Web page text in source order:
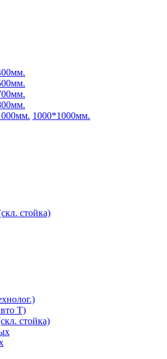
1000*1000мм.
стойка)
Т)
стойка)